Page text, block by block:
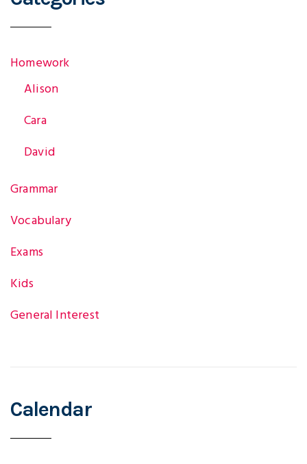
v
g
a
t
i
n
Homework
Alison
Cara
David
Grammar
Vocabulary
Exams
Kids
General Interest
Calendar